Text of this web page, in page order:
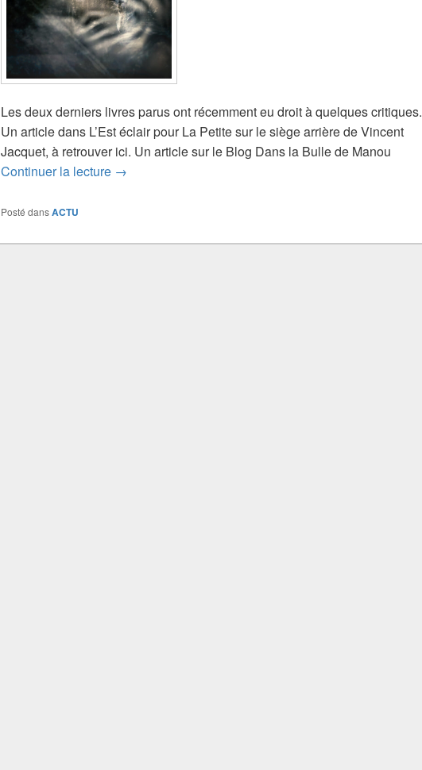
Les deux derniers livres parus ont récemment eu droit à quelques critiques.
Un article dans L’Est éclair pour La Petite sur le siège arrière de Vincent
Jacquet, à retrouver ici. Un article sur le Blog Dans la Bulle de Manou
Continuer la lecture Critiques
→
Posté dansACTU